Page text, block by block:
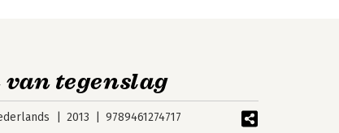
tegenslag
2013 9789461274717